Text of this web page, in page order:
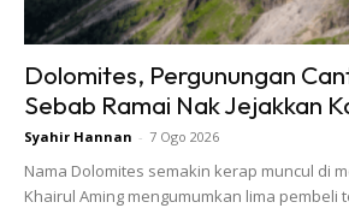
Dolomites, Pergunungan
Sebab Ramai Nak Jejakkan
Syahir Hannan - 7 Ogo 2026
Nama Dolomites semakin kerap muncul di
Khairul Aming mengumumkan lima pembeli